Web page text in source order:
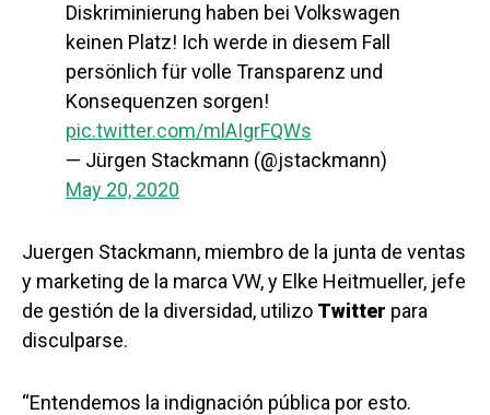
Diskriminierung haben bei Volkswagen
keinen Platz! Ich werde in diesem Fall
persönlich für volle Transparenz und
Konsequenzen sorgen!
pic.twitter.com/mlAIgrFQWs
— Jürgen Stackmann (@jstackmann)
May 20, 2020
Juergen Stackmann, miembro de la junta de ventas
y marketing de la marca VW, y Elke Heitmueller, jefe
de gestión de la diversidad, utilizo Twitter para
disculparse.
“Entendemos la indignación pública por esto.